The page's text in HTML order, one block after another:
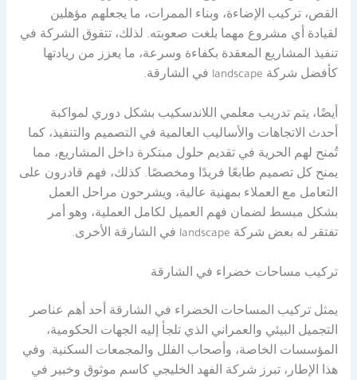
القص، تركيب الإضاءة، وبناء الممرات، ما يجعلهم مؤهلين
لقيادة أي مشروع مهما بلغت صعوبته. لذلك، تتفوق الشركة في
تنفيذ المشاريع المعقدة بكفاءة وسرعة، ما يعزز من ريادتها
كأفضل شركة landscape في الشارقة.
أيضًا، يتم تدريب معلمي اللاندسكيب بشكل دوري لمواكبة
أحدث الاتجاهات والأساليب العالمية في التصميم والتنفيذ، كما
تُمنح لهم الحرية في تقديم حلول مبتكرة داخل المشاريع، مما
يمنح كل تصميم طابعًا فريدًا ومخصصًا. كذلك، فهم قادرون على
التعامل مع العملاء بمهنية عالية، ويشرحون مراحل العمل
بشكل مبسط لضمان فهم العميل لكامل العملية، وهو أمر
تفتقر له بعض شركة landscape في الشارقة الأخرى.
تركيب مساحات خضراء في الشارقة
يمثل تركيب المساحات الخضراء في الشارقة أحد أهم عناصر
التجميل البيئي والعمراني الذي تلجأ إليه الجهات الحكومية،
المؤسسات الخاصة، وأصحاب الفلل والمجمعات السكنية. وفي
هذا الإطار، تبرز شركة الفهد الخليجي كاسم موثوق وخبير في